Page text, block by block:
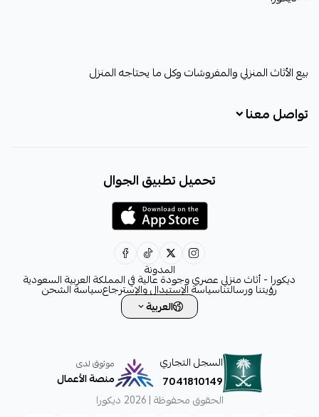
ديكورا
بيع الأثاث المنزلي والمفروشات وكل ما يحتاجه المنزل
تواصل معنا
decora6586@gmail.com
تحميل تطبيق الجوال
المدونة
ديكورا - أثاث منزلي عصري وجودة عالية في المملكة العربية السعودية
رؤيتنا ورسالتناسياسة الإستبدال والإسترجاعسياسة الشحن
العربية
السجل التجاري
7041810149
موثوق لدى
منصة الأعمال
الحقوق محفوظة | 2026
ديكورا